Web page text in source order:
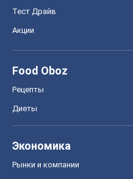
Тест Драйв
Акции
Food Oboz
Рецепты
Диеты
Экономика
Рынки и компании